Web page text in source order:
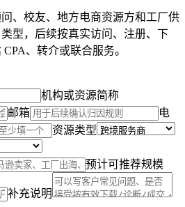
、校友、地方电商资源方和工厂供
型，后续按真实访问、注册、下
、转介或联合服务。
机构或资源简称
邮箱
电
资源类型
预计可推荐规模
补充说明